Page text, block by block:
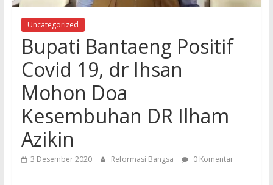
Uncategorized
Bupati Bantaeng Positif
Covid 19, dr Ihsan
Mohon Doa
Kesembuhan DR Ilham
Azikin
3 Desember 2020 Reformasi Bangsa 0 Komentar